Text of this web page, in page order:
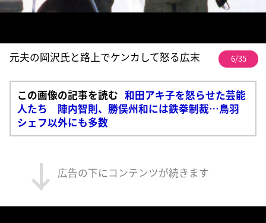
元夫の岡沢氏と路上でケンカして怒る広末 6/35
この画像の記事を読む 和田アキ子を怒らせた芸能
人たち 陣内智則、勝俣州和には鉄拳制裁…鳥羽
シェフ以外にも多数
広告の下にコンテンツが続きます